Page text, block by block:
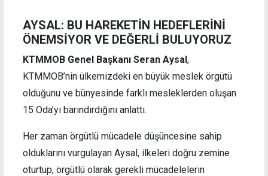
AYSAL: BU HAREKETİN HEDEFLERİNİ
ÖNEMSİYOR VE DEĞERLİ BULUYORUZ
KTMMOB Genel Başkanı Seran Aysal,
KTMMOB’nin ülkemizdeki en büyük meslek örgütü
olduğunu ve bünyesinde farklı mesleklerden oluşan
15 Oda’yı barındırdığını anlattı.
Her zaman örgütlü mücadele düşüncesine sahip
olduklarını vurgulayan Aysal, ilkeleri doğru zemine
oturtup, örgütlü olarak gerekli mücadelelerin